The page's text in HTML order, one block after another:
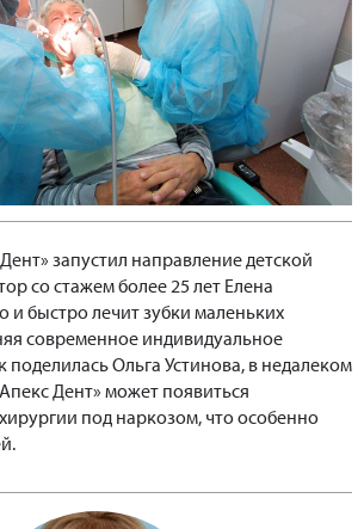
запустил направление детской
со стажем более 25 лет Елена
и быстро лечит зубки маленьких
современное индивидуальное
поделилась Ольга Устинова, в недалеком
Дент» может появиться
под наркозом, что особенно